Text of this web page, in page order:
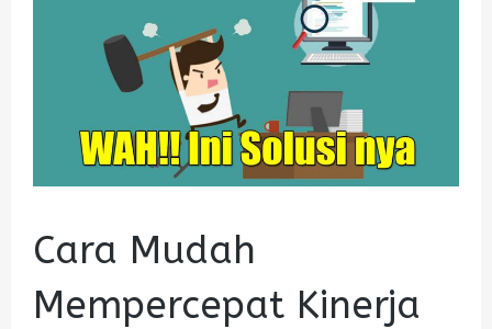
Cara Mudah
Mempercepat Kinerja